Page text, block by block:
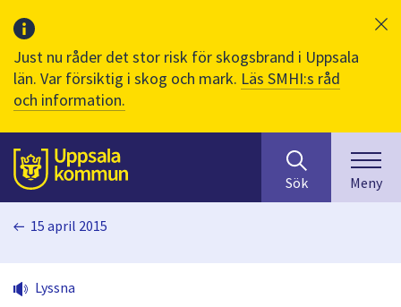
Just nu råder det stor risk för skogsbrand i Uppsala
län. Var försiktig i skog och mark. Läs SMHI:s råd
och information.
Till sidans
huvudinnehåll
efter
innehåll
på
Sök Meny
15 april 2015
Lyssna